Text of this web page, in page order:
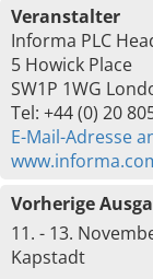
Veranstalter
Informa PLC
5 Howick Place
SW1P 1WG
Tel: +44 (0) 20
E-Mail-Adresse
Vorherige
11. - 13.
Kapstadt